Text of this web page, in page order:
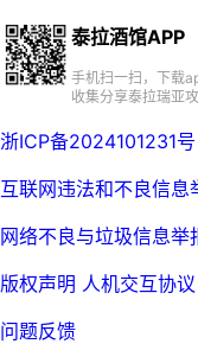
泰拉酒馆APP
手机扫一扫，下载
收集分享泰拉瑞亚
浙ICP备2024101231号
互联网违法和不良信息
网络不良与垃圾信息举
版权声明 人机交互协议
问题反馈